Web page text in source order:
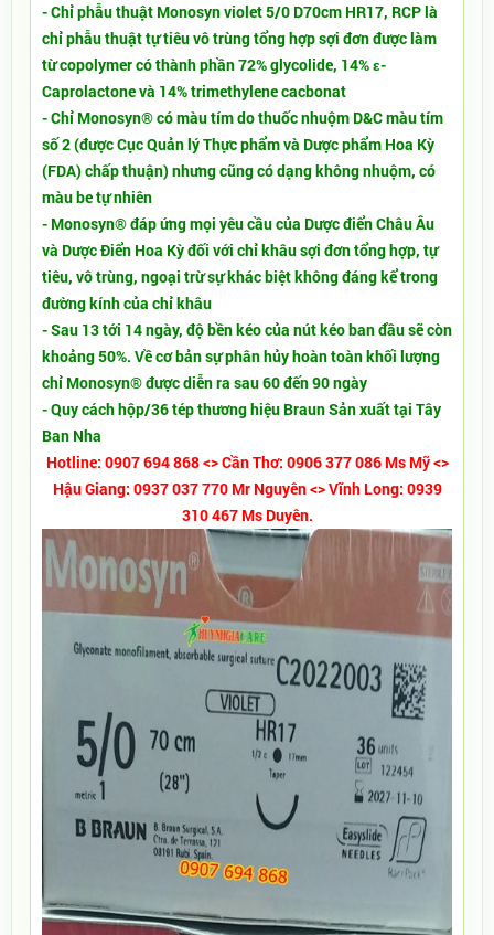
- Chỉ phẫu thuật Monosyn violet 5/0 D70cm HR17, RCP là
chỉ phẫu thuật tự tiêu vô trùng tổng hợp sợi đơn được làm
từ copolymer có thành phần 72% glycolide, 14% ε-
Caprolactone và 14% trimethylene cacbonat
- Chỉ Monosyn® có màu tím do thuốc nhuộm D&C màu tím
số 2 (được Cục Quản lý Thực phẩm và Dược phẩm Hoa Kỳ
(FDA) chấp thuận) nhưng cũng có dạng không nhuộm, có
màu be tự nhiên
- Monosyn® đáp ứng mọi yêu cầu của Dược điển Châu Âu
và Dược Điển Hoa Kỳ đối với chỉ khâu sợi đơn tổng hợp, tự
tiêu, vô trùng, ngoại trừ sự khác biệt không đáng kể trong
đường kính của chỉ khâu
-Sau 13 tới 14 ngày, độ bền kéo của nút kéo ban đầu sẽ còn
khoảng 50%. Về cơ bản sự phân hủy hoàn toàn khối lượng
chỉ Monosyn® được diễn ra sau 60 đến 90 ngày
- Quy cách hộp/36 tép thương hiệu Braun Sản xuất tại Tây
Ban Nha
Hotline: 0907 694 868 <> Cần Thơ: 0906 377 086 Ms Mỹ <>
Hậu Giang: 0937 037 770 Mr Nguyên <> Vĩnh Long: 0939
310 467 Ms Duyên.